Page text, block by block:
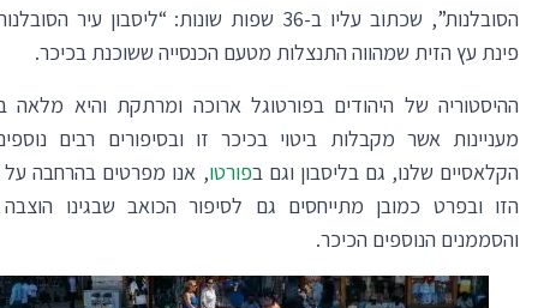
הסובלנות”, שכתוב עליו ב-36 שפות שונות: “ליסבון עיר
פינת עץ הזית שמהווה התנצלות מטעם הכנסייה ששוכנת בכיכר.
ההיסטוריה של היהודים בפורטוגל ארוכה ומרתקת והיא מלאה
מעניינות אשר מקבלות ביטוי בכיכר זו ובסיפורים רבים
הקלאסיים שלנו, גם בליסבון וגם בפורטו, אנו מפרטים בהרחבה על
הזו ובפרט כמובן מתייחסים גם לסיפור הכואב שבגינו
והסממנים הנוספים הכיכר.